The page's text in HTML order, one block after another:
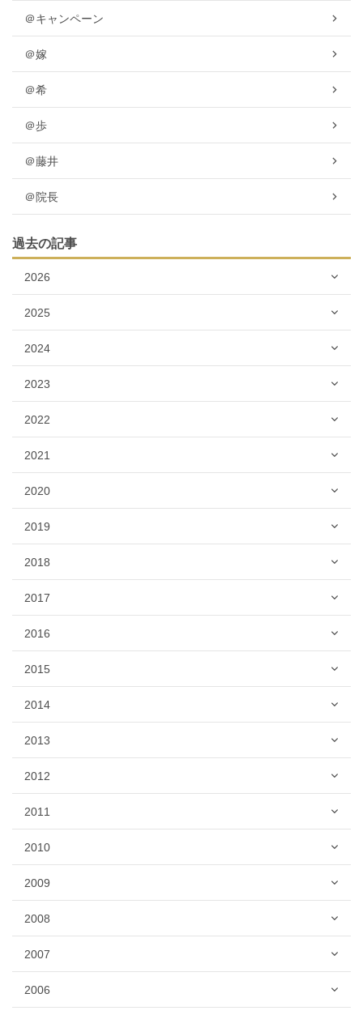
＠キャンペーン
＠嫁
＠希
＠歩
＠藤井
＠院長
過去の記事
2026
2025
2024
2023
2022
2021
2020
2019
2018
2017
2016
2015
2014
2013
2012
2011
2010
2009
2008
2007
2006